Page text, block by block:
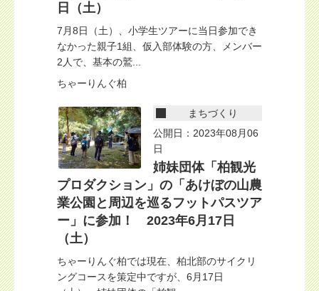
日（土）
7月8日（土）、小学生ツアーに当日参加でき
なかった親子1組、仮入部体験の方、メンバー
2人で、基本の鷲...
ちゃーりんぐ柏
まちづくり
公開日：2023年08月06
日
姉妹団体「柏観光
プロダクション」の「あけぼの山農
業公園と周辺を巡るフットパスツア
ー」に参加！ 2023年6月17日
（土）
ちゃーりんぐ柏では現在、柏北部のサイクリ
ングコースを策定中ですが、6月17日